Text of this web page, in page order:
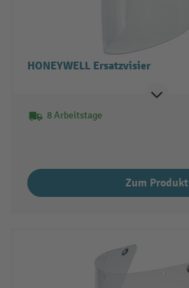
HONEYWELL Ersatzvisier
8 Arbeitstage
Zum Produkt